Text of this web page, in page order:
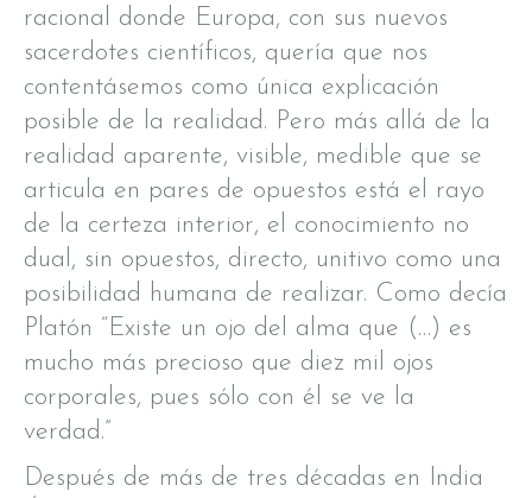
racional donde Europa, con sus nuevos
sacerdotes científicos, quería que nos
contentásemos como única explicación
posible de la realidad. Pero más allá de la
realidad aparente, visible, medible que se
articula en pares de opuestos está el rayo
de la certeza interior, el conocimiento no
dual, sin opuestos, directo, unitivo como una
posibilidad humana de realizar. Como decía
Platón “Existe un ojo del alma que (…) es
mucho más precioso que diez mil ojos
corporales, pues sólo con él se ve la
verdad.”
Después de más de tres décadas en India